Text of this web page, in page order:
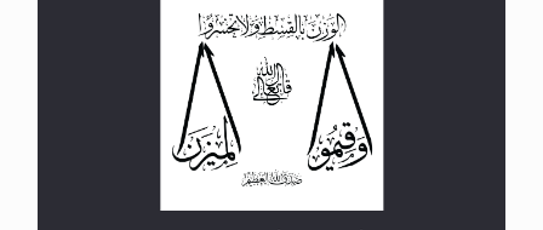
رأيٌ في لغة المسيح الموعود عليه السلام.. 4...